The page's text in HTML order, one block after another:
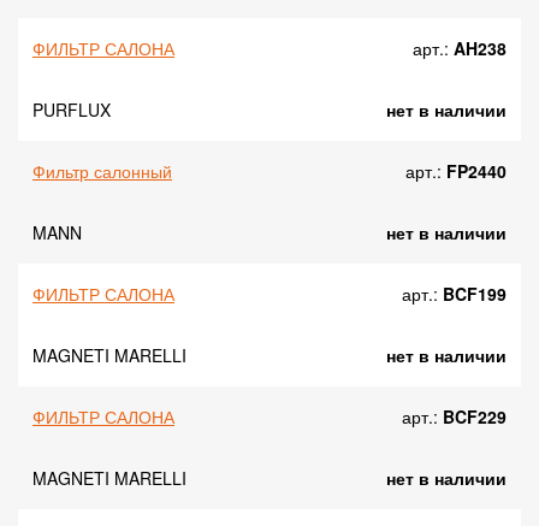
ФИЛЬТР САЛОНА арт.: AH238
PURFLUX нет в наличии
Фильтр салонный арт.: FP2440
MANN нет в наличии
ФИЛЬТР САЛОНА арт.: BCF199
MAGNETI MARELLI нет в наличии
ФИЛЬТР САЛОНА арт.: BCF229
MAGNETI MARELLI нет в наличии